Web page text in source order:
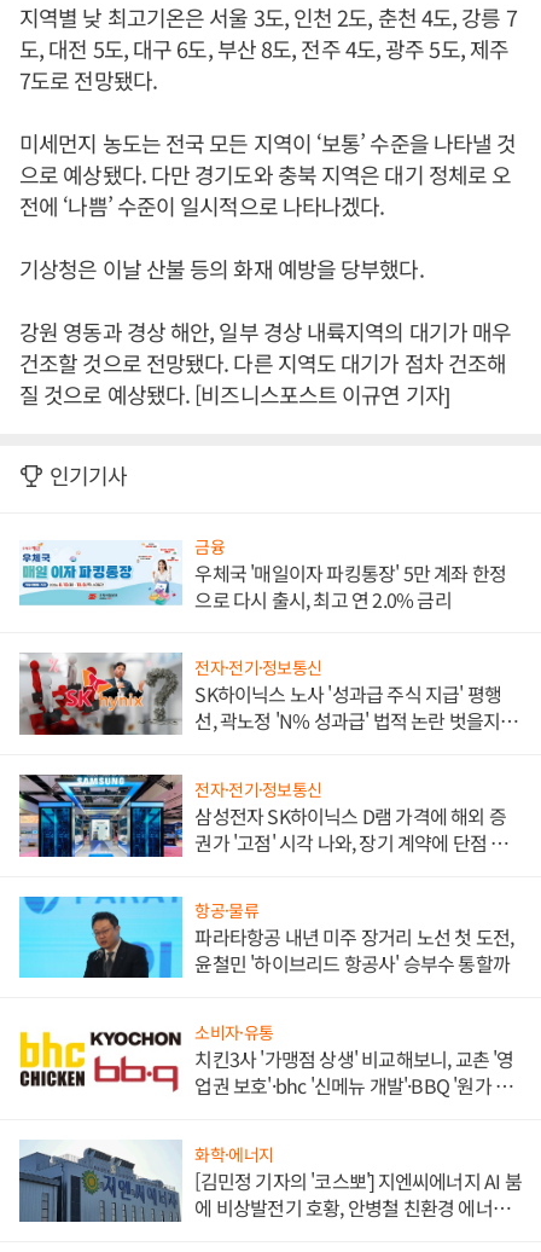
지역별 낮 최고기온은 서울 3도, 인천 2도, 춘천 4도, 강릉 7
도, 대전 5도, 대구 6도, 부산 8도, 전주 4도, 광주 5도, 제주
7도로 전망됐다.
미세먼지 농도는 전국 모든 지역이 ‘보통’ 수준을 나타낼 것
으로 예상됐다. 다만 경기도와 충북 지역은 대기 정체로 오
전에 ‘나쁨’ 수준이 일시적으로 나타나겠다.
기상청은 이날 산불 등의 화재 예방을 당부했다.
강원 영동과 경상 해안, 일부 경상 내륙지역의 대기가 매우
건조할 것으로 전망됐다. 다른 지역도 대기가 점차 건조해
질 것으로 예상됐다. [비즈니스포스트 이규연 기자]
인기기사
금융
우체국 '매일이자 파킹통장' 5만 계좌 한정
으로 다시 출시, 최고 연 2.0% 금리
전자·전기·정보통신
SK하이닉스 노사 '성과급 주식 지급' 평행
선, 곽노정 'N% 성과급' 법적 논란 벗을지 주
전자·전기·정보통신
삼성전자 SK하이닉스 D램 가격에 해외 증
권가 '고점' 시각 나와, 장기 계약에 단점 부
항공·물류
파라타항공 내년 미주 장거리 노선 첫 도전,
윤철민 '하이브리드 항공사' 승부수 통할까
소비자·유통
치킨3사 '가맹점 상생' 비교해보니, 교촌 '영
업권 보호'·bhc '신메뉴 개발'·BBQ '원가 부
화학·에너지
[김민정 기자의 '코스뽀'] 지엔씨에너지 AI 붐
에 비상발전기 호황, 안병철 친환경 에너지